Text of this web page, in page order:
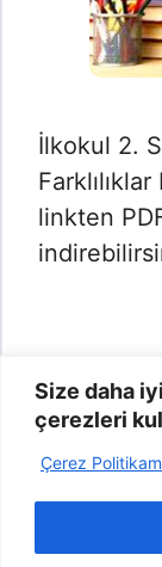
Size daha
çerezleri
Çerez
İlkokul 2.
linkten
2025 |
Ulaşın-